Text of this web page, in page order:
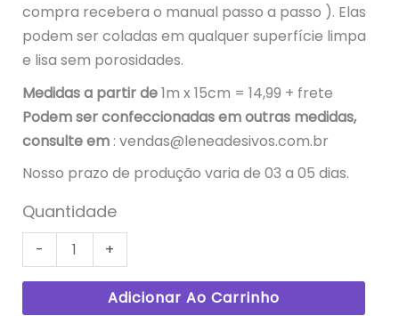
compra recebera o manual passo a passo ). Elas
podem ser coladas em qualquer superfície limpa
e lisa sem porosidades.
Medidas a partir de1m x 15cm = 14,99 + frete
Podem ser confeccionadas em outras medidas,
consulte em: vendas@leneadesivos.com.br
Nosso prazo de produção varia de 03 a 05 dias.
Quantidade
- +
Adicionar Ao Carrinho